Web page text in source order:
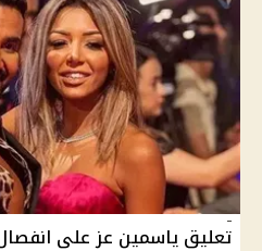
تعليق ياسمين عز على